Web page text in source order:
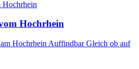
Hochrhein
Hochrhein Auffindbar Gleich ob auf